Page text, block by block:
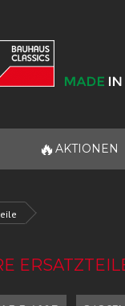
🔥 AKTIONEN